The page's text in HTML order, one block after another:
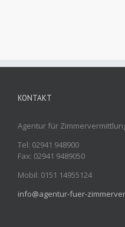
KONTAKT
Agentur für
Tel: 02941 948900
Fax: 02941 9489050
Mobil: 0151 14955124
info@agentur-fuer-